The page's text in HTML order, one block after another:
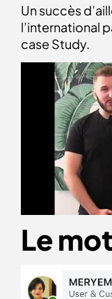
Un succès
l’international
case Study.
Le